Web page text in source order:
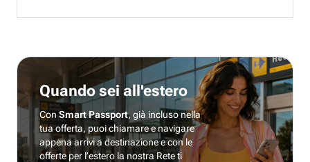
Quando sei all'estero
ConSmart Passport, già incluso nella
tua offerta, puoi chiamare e navigare
appena arrivi a destinazione e con le
offerte per l’estero la nostra Rete ti